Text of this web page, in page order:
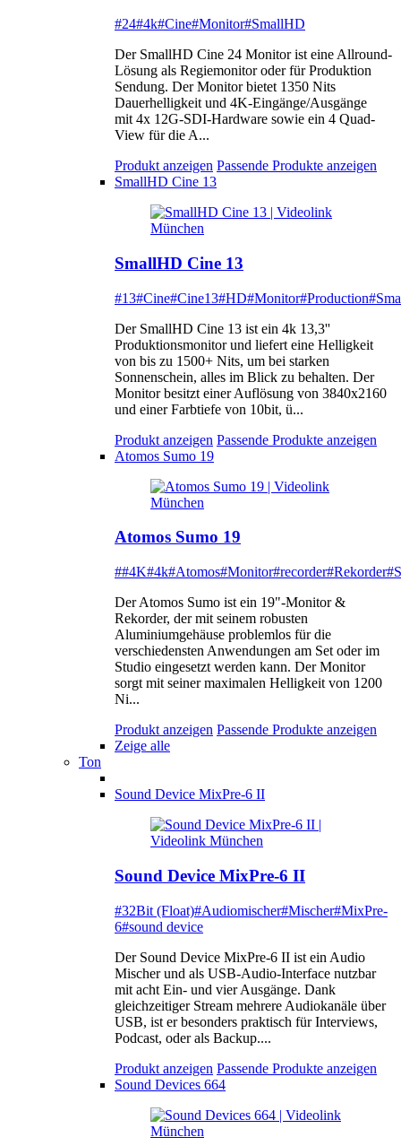
#24#4k#Cine#Monitor#SmallHD
Der SmallHD Cine 24 Monitor ist eine Allround-
Lösung als Regiemonitor oder für Produktion
Sendung. Der Monitor bietet 1350 Nits
Dauerhelligkeit und 4K-Eingänge/Ausgänge
mit 4x 12G-SDI-Hardware sowie ein 4 Quad-
View für die A...
Produkt anzeigen Passende Produkte anzeigen
SmallHD Cine 13
SmallHD Cine 13
#13#Cine#Cine13#HD#Monitor#Production
Der SmallHD Cine 13 ist ein 4k 13,3''
Produktionsmonitor und liefert eine Helligkeit
von bis zu 1500+ Nits, um bei starken
Sonnenschein, alles im Blick zu behalten. Der
Monitor besitzt einer Auflösung von 3840x2160
und einer Farbtiefe von 10bit, ü...
Produkt anzeigen Passende Produkte anzeigen
Atomos Sumo 19
Atomos Sumo 19
##4K#4k#Atomos#Monitor#recorder#Rekorder
Der Atomos Sumo ist ein 19"-Monitor &
Rekorder, der mit seinem robusten
Aluminiumgehäuse problemlos für die
verschiedensten Anwendungen am Set oder im
Studio eingesetzt werden kann. Der Monitor
sorgt mit seiner maximalen Helligkeit von 1200
Ni...
Produkt anzeigen Passende Produkte anzeigen
Zeige alle
Ton
Sound Device MixPre-6 II
Sound Device MixPre-6 II
#32Bit (Float)#Audiomischer#Mischer#MixPre-
6#sound device
Der Sound Device MixPre-6 II ist ein Audio
Mischer und als USB-Audio-Interface nutzbar
mit acht Ein- und vier Ausgänge. Dank
gleichzeitiger Stream mehrere Audiokanäle über
USB, ist er besonders praktisch für Interviews,
Podcast, oder als Backup....
Produkt anzeigen Passende Produkte anzeigen
Sound Devices 664